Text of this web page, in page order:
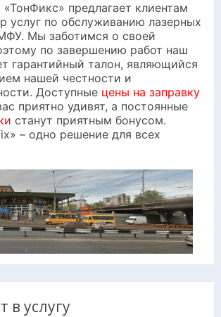
предлагает клиентам
услуг по обслуживанию лазерных
Мы заботимся о своей
по завершению работ наш
гарантийный талон, являющийся
нашей честности и
Доступные цены на заправку
приятно удивят, а постоянные
станут приятным бонусом.
– одно решение для всех
в услугу